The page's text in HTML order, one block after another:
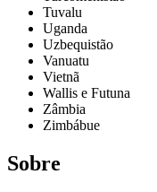
Tuvalu
Uganda
Uzbequistão
Vanuatu
Vietnã
Wallis e Futuna
Zâmbia
Zimbábue
Sobre